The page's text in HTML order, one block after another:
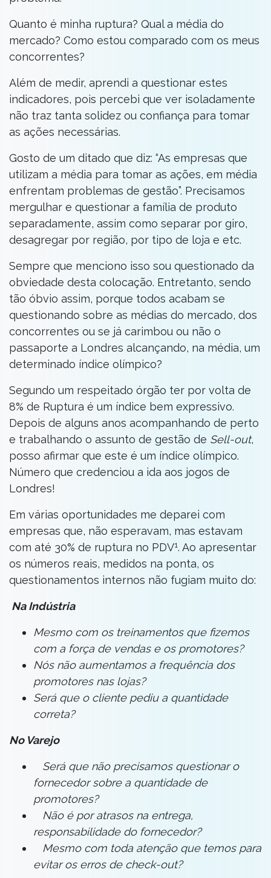
Quanto é minha ruptura? Qual a média do
mercado? Como estou comparado com os meus
concorrentes?
Além de medir, aprendi a questionar estes
indicadores, pois percebi que ver isoladamente
não traz tanta solidez ou confiança para tomar
as ações necessárias.
Gosto de um ditado que diz: “As empresas que
utilizam a média para tomar as ações, em média
enfrentam problemas de gestão”. Precisamos
mergulhar e questionar a família de produto
separadamente, assim como separar por giro,
desagregar por região, por tipo de loja e etc.
Sempre que menciono isso sou questionado da
obviedade desta colocação. Entretanto, sendo
tão óbvio assim, porque todos acabam se
questionando sobre as médias do mercado, dos
concorrentes ou se já carimbou ou não o
passaporte a Londres alcançando, na média, um
determinado índice olímpico?
Segundo um respeitado órgão ter por volta de
8% de Ruptura é um índice bem expressivo.
Depois de alguns anos acompanhando de perto
e trabalhando o assunto de gestão de Sell-out,
posso afirmar que este é um índice olímpico.
Número que credenciou a ida aos jogos de
Londres!
Em várias oportunidades me deparei com
empresas que, não esperavam, mas estavam
com até 30% de ruptura no PDV1. Ao apresentar
os números reais, medidos na ponta, os
questionamentos internos não fugiam muito do:
Na Indústria
Mesmo com os treinamentos que fizemos
com a força de vendas e os promotores?
Nós não aumentamos a frequência dos
promotores nas lojas?
Será que o cliente pediu a quantidade
correta?
No Varejo
Será que não precisamos questionar o
fornecedor sobre a quantidade de
promotores?
Não é por atrasos na entrega,
responsabilidade do fornecedor?
Mesmo com toda atenção que temos para
evitar os erros de check-out?